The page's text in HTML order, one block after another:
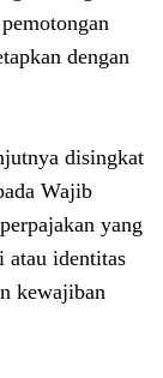
dengan
disingkat
Wajib
yang
atau identitas
kewajiban